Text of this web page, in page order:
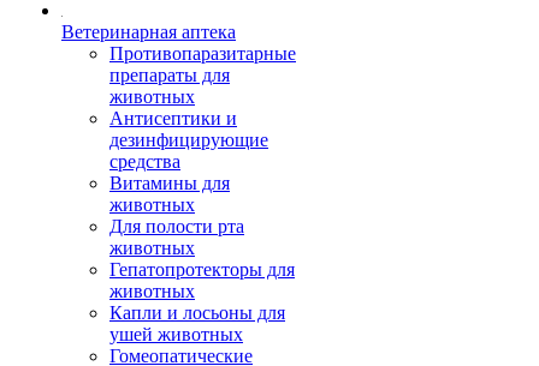
Ветеринарная аптека
Противопаразитарные
препараты для
животных
Антисептики и
дезинфицирующие
средства
Витамины для
животных
Для полости рта
животных
Гепатопротекторы для
животных
Капли и лосьоны для
ушей животных
Гомеопатические